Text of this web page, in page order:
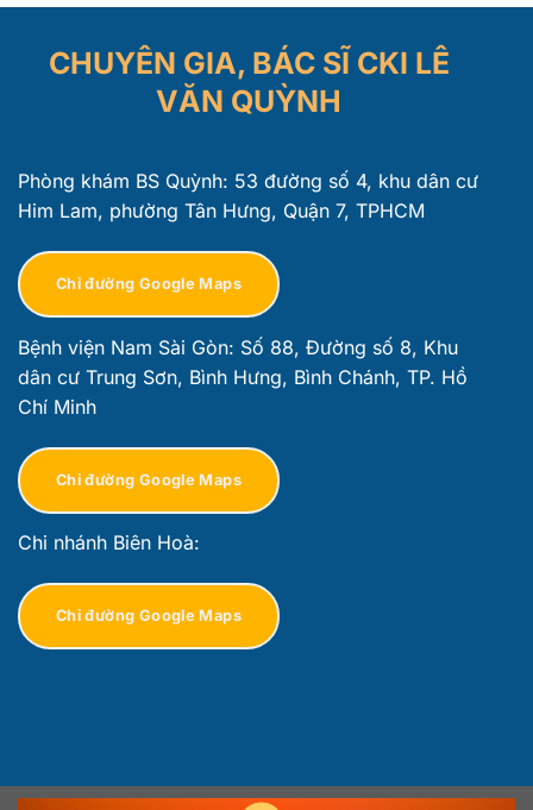
CHUYÊN GIA, BÁC SĨ CKI LÊ
VĂN QUỲNH
Phòng khám BS Quỳnh: 53 đường số 4, khu dân cư
Him Lam, phường Tân Hưng, Quận 7, TPHCM
Chỉ đường Google Maps
Bệnh viện Nam Sài Gòn: Số 88, Đường số 8, Khu
dân cư Trung Sơn, Bình Hưng, Bình Chánh, TP. Hồ
Chí Minh
Chỉ đường Google Maps
Chi nhánh Biên Hoà:
Chỉ đường Google Maps